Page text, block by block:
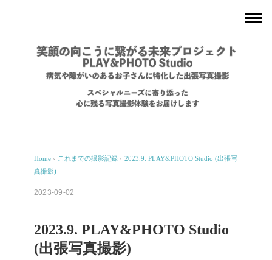
Home › これまでの撮影記録 › 2023.9. PLAY&PHOTO Studio (出張写
真撮影)
2023-09-02
2023.9. PLAY&PHOTO Studio
(出張写真撮影)